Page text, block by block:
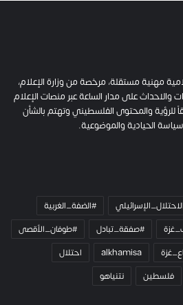
مهنية مستقلة، مرخصة من وزارة الإعلام،
والاحداث على مدار الساعة عبر منصات الإعلام
والمحتوى الفلسطيني وتهتم بالشأن
الحيادية والموضوعية.
#الضفة_الغربية
#صفقة_تبادل
#طوفان_الأقصى
alkhamisa
احتلال
فلسطين نتنياهو